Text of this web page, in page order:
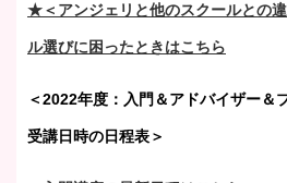
★＜アンジェリと他のスクールとの
ル選びに困ったときはこちら
＜2022年度：入門＆アドバイザー＆
受講日時の日程表＞